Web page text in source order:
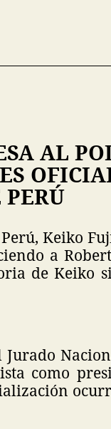
AL
Keiko
a
de Keiko
como